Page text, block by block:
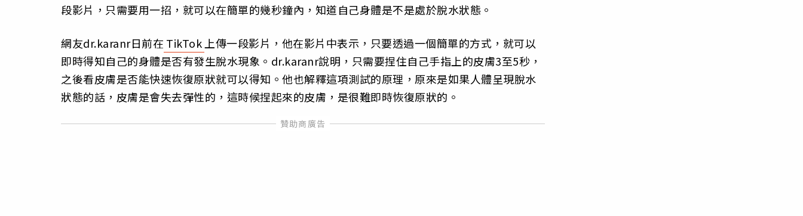
段影片，只需要用一招，就可以在簡單的幾秒鐘內，知道自己身體是不是處於脫水狀態。
網友dr.karanr日前在 TikTok上傳一段影片，他在影片中表示，只要透過一個簡單的方式，就可以
即時得知自己的身體是否有發生脫水現象。dr.karanr說明，只需要捏住自己手指上的皮膚3至5秒，
之後看皮膚是否能快速恢復原狀就可以得知。他也解釋這項測試的原理，原來是如果人體呈現脫水
狀態的話，皮膚是會失去彈性的，這時候捏起來的皮膚，是很難即時恢復原狀的。